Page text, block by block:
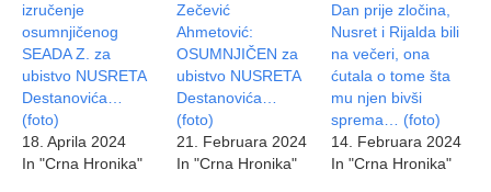
izručenje
osumnjičenog
SEADA Z. za
ubistvo NUSRETA
Destanovića…
(foto)
18. Aprila 2024
In "Crna Hronika"
Zečević
Ahmetović:
OSUMNJIČEN za
ubistvo NUSRETA
Destanovića…
(foto)
21. Februara 2024
In "Crna Hronika"
Dan prije zločina,
Nusret i Rijalda bili
na večeri, ona
ćutala o tome šta
mu njen bivši
sprema… (foto)
14. Februara 2024
In "Crna Hronika"